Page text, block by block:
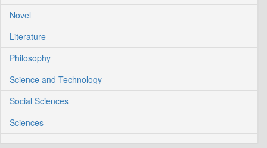
Novel
Literature
Philosophy
Science and Technology
Social Sciences
Sciences